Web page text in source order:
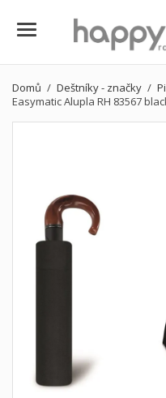
Domů Deštníky - značky
Easymatic Alupla RH 83567